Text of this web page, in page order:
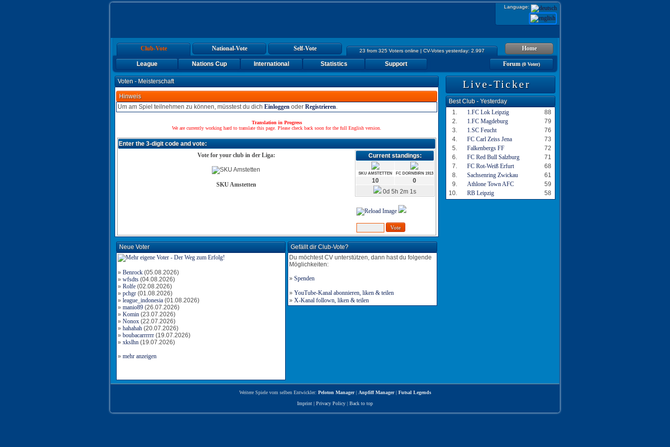
Language:
23 from 325 Voters online | CV-Votes yesterday: 2.997
Club-Vote National-Vote Self-Vote Home
Forum(0 Voter)
League Nations Cup International Statistics Support
Voten - Meisterschaft
Hinweis
Um am Spiel teilnehmen zu können, müsstest du dich Einloggen oder Registrieren.
Translation in Progress
We are currently working hard to translate this page. Please check back soon for the full English version.
Enter the 3-digit code and vote:
Vote for your club in der Liga:
SKU Amstetten
Current standings:
SKU AMSTETTEN FC DORNBIRN 1913
10
0
0d 5h 2m 1s
Neue Voter
» Benrock (05.08.2026)
» wfsdts (04.08.2026)
» Rolfe (02.08.2026)
» pchgr (01.08.2026)
» league_indonesia (01.08.2026)
» manio89 (26.07.2026)
» Komin (23.07.2026)
» Nonox (22.07.2026)
» hahahah (20.07.2026)
» boubacarrrrrr (19.07.2026)
» xkslhn (19.07.2026)
» mehr anzeigen
Gefällt dir Club-Vote?
Du möchtest CV unterstützen, dann hast du folgende
Möglichkeiten:
» Spenden
» YouTube-Kanal abonnieren, liken & teilen
» X-Kanal follown, liken & teilen
Live-Ticker
Best Club - Yesterday
1.
1.FC Lok Leipzig
88
2.
1.FC Magdeburg
79
3.
1.SC Feucht
76
4.
FC Carl Zeiss Jena
73
5.
Falkenbergs FF
72
6.
FC Red Bull Salzburg
71
7.
FC Rot-Weiß Erfurt
68
8.
Sachsenring Zwickau
61
9.
Athlone Town AFC
59
10.
RB Leipzig 58
Weitere Spiele vom selben Entwickler: Peloton Manager| Anpfiff Manager| Futsal Legends
Imprint | Privacy Policy | Back to top